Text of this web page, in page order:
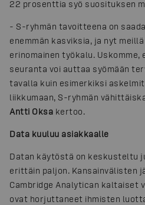
22 prosenttia syö suosituksen
- S-ryhmän tavoitteena on
enemmän kasviksia, ja nyt
erinomainen työkalu.
seuranta voi auttaa syömään
tavalla kuin esimerkiksi
liikkumaan, S-ryhmän
Antti Oksa kertoo.
Data kuuluu asiakkaalle
Datan käytöstä on keskusteltu
erittäin paljon. Kansainvälisten
Cambridge Analytican kaltaiset
ovat horjuttaneet ihmisten